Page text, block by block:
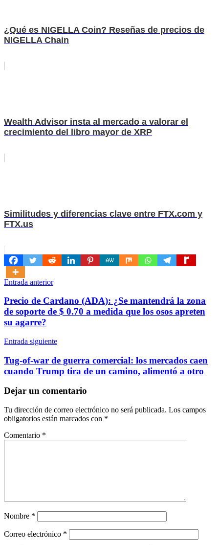
¿Qué es NIGELLA Coin? Reseñas de precios de
NIGELLA Chain
Wealth Advisor insta al mercado a valorar el
crecimiento del libro mayor de XRP
Similitudes y diferencias clave entre FTX.com y
FTX.us
Navegación
de
entradas
Entrada anterior
Precio de Cardano (ADA): ¿Se mantendrá la zona
de soporte de $ 0.70 a medida que los osos apreten
su agarre?
Entrada siguiente
Tug-of-war de guerra comercial: los mercados caen
cuando Trump tira de un camino, alimentó a otro
Dejar un comentario
Tu dirección de correo electrónico no será publicada. Los campos
obligatorios están marcados con *
Comentario *
Nombre *
Correo electrónico *